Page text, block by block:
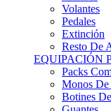
Pedales
Extinción
Resto De
EQUIPACIÓN
Packs
Monos
Botines
Guantes
Ropa